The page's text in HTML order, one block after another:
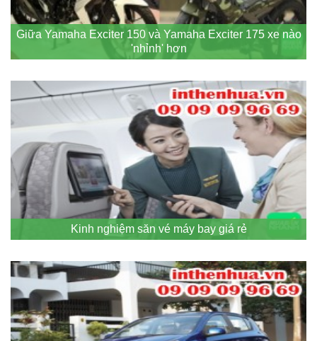
Giữa Yamaha Exciter 150 và Yamaha Exciter 175 xe nào
'nhỉnh' hơn
Kinh nghiệm săn vé máy bay giá rẻ